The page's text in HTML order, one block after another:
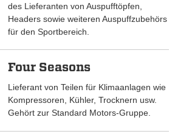
des Lieferanten von Auspufftöpfen,
Headers sowie weiteren Auspuffzubehörs
für den Sportbereich.
Four Seasons
Lieferant von Teilen für Klimaanlagen wie
Kompressoren, Kühler, Trocknern usw.
Gehört zur Standard Motors-Gruppe.